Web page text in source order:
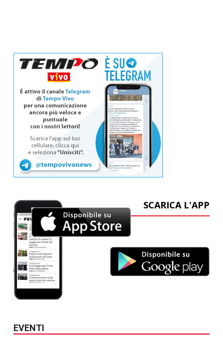
SCARICA L'APP
EVENTI